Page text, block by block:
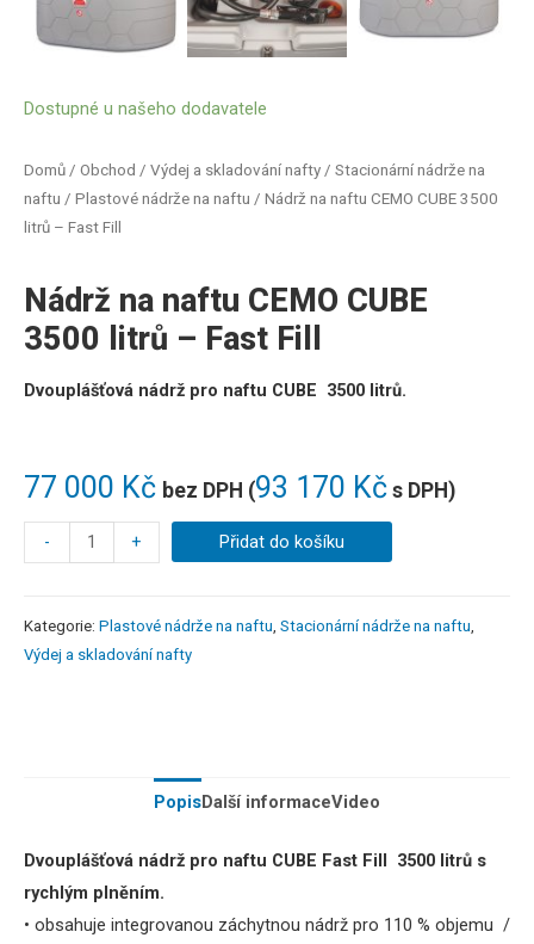
Domů / Obchod / Výdej a skladování nafty / Stacionární nádrže na
naftu / Plastové nádrže na naftu / Nádrž na naftu CEMO CUBE 3500
litrů – Fast Fill
Nádrž na naftu CEMO CUBE
3500 litrů – Fast Fill
77 000 Kč bez DPH (93 170 Kč s DPH)
Dvouplášťová nádrž pro naftu CUBE 3500 litrů.
Dostupné u našeho dodavatele
- + Přidat do košíku
Kategorie: Plastové nádrže na naftu, Stacionární nádrže na naftu,
Výdej a skladování nafty
PopisDalší informaceVideo
Dvouplášťová nádrž pro naftu CUBE Fast Fill 3500 litrů s
rychlým plněním.
• obsahuje integrovanou záchytnou nádrž pro 110 % objemu /